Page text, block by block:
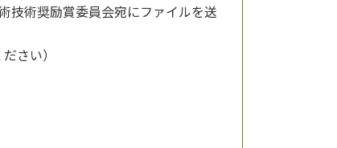
技術奨励賞委員会宛にファイルを送
さい）